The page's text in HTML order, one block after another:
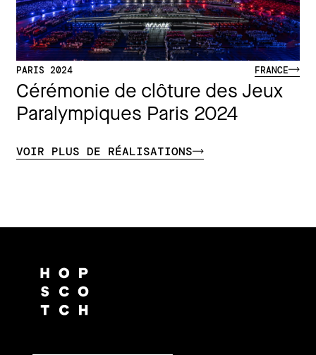
PARIS 2024 FRANCE
Cérémonie de clôture des Jeux
Paralympiques Paris 2024
VOIR PLUS DE RÉALISATIONS